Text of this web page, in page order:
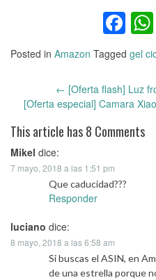
Posted in Amazon Tagged gel
Post
← [Oferta flash] Luz
[Oferta especial] Camara
This article has 8 Comments
Mikel dice:
7 mayo, 2018 a las 1:51 pm
Que caducidad???
Responder
luciano dice:
8 mayo, 2018 a las 6:58 am
Si buscas el ASIN, en
de una estrella porque